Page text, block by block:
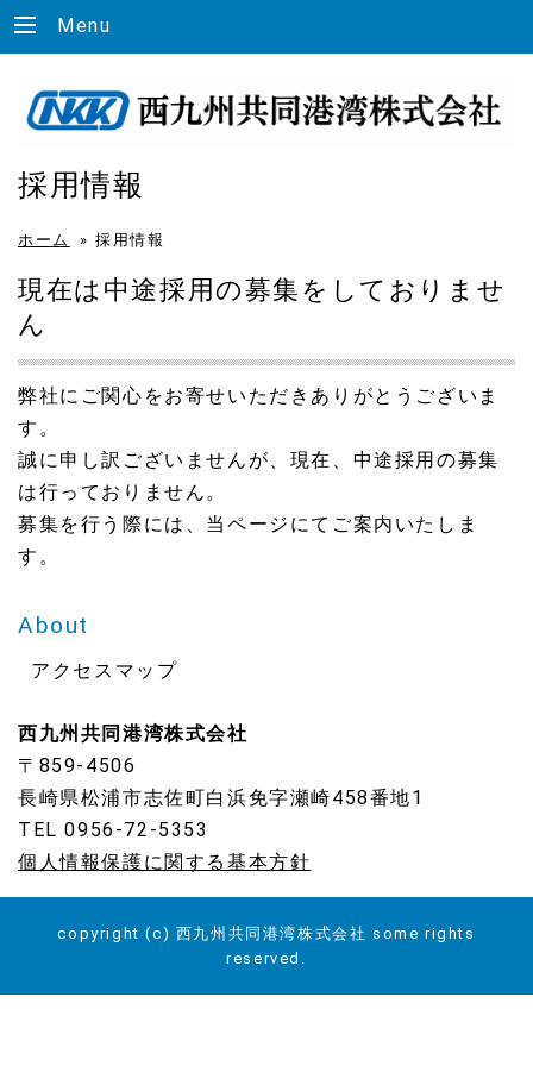
Menu
採用情報
ホーム » 採用情報
現在は中途採用の募集をしておりませ
ん
弊社にご関心をお寄せいただきありがとうございま
す。
誠に申し訳ございませんが、現在、中途採用の募集
は行っておりません。
募集を行う際には、当ページにてご案内いたしま
す。
About
アクセスマップ
西九州共同港湾株式会社
〒859-4506
長崎県松浦市志佐町白浜免字瀬崎458番地1
TEL 0956-72-5353
個人情報保護に関する基本方針
copyright (c) 西九州共同港湾株式会社 some rights
reserved.